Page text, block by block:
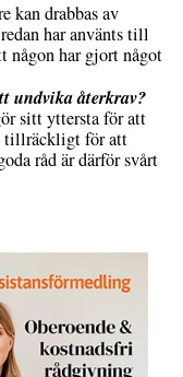
kan drabbas av
har använts till
någon har gjort något
undvika återkrav?
sitt yttersta för att
tillräckligt för att
råd är därför svårt